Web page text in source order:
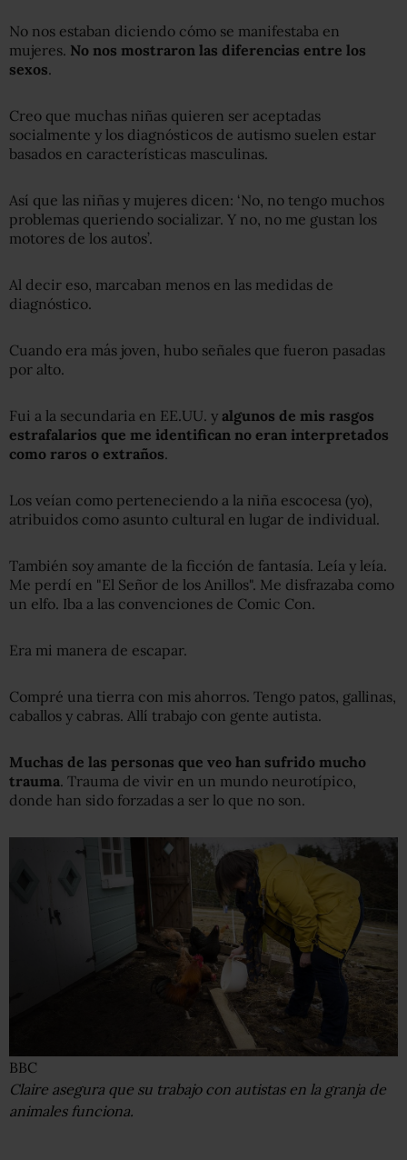
No nos estaban diciendo cómo se manifestaba en
mujeres. No nos mostraron las diferencias entre los
sexos.
Creo que muchas niñas quieren ser aceptadas
socialmente y los diagnósticos de autismo suelen estar
basados en características masculinas.
Así que las niñas y mujeres dicen: ‘No, no tengo muchos
problemas queriendo socializar. Y no, no me gustan los
motores de los autos’.
Al decir eso, marcaban menos en las medidas de
diagnóstico.
Cuando era más joven, hubo señales que fueron pasadas
por alto.
Fui a la secundaria en EE.UU. y algunos de mis rasgos
estrafalarios que me identifican no eran interpretados
como raros o extraños.
Los veían como perteneciendo a la niña escocesa (yo),
atribuidos como asunto cultural en lugar de individual.
También soy amante de la ficción de fantasía. Leía y leía.
Me perdí en "El Señor de los Anillos". Me disfrazaba como
un elfo. Iba a las convenciones de Comic Con.
Era mi manera de escapar.
Compré una tierra con mis ahorros. Tengo patos, gallinas,
caballos y cabras. Allí trabajo con gente autista.
Muchas de las personas que veo han sufrido mucho
trauma. Trauma de vivir en un mundo neurotípico,
donde han sido forzadas a ser lo que no son.
BBC
Claire asegura que su trabajo con autistas en la granja de
animales funciona.